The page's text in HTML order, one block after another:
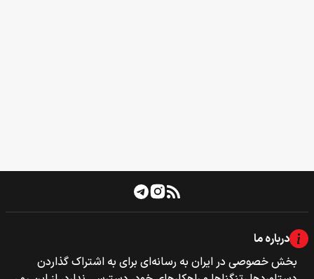
درباره ما
بخش خصوصی‌‌ در ایران به رسانه‌ای برای به اشتراک گذاردن